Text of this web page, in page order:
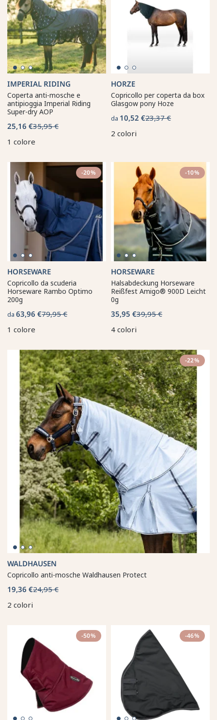
IMPERIAL RIDING
Coperta anti-mosche e
antipioggia Imperial Riding
Super-dry AOP
25,16 €35,95 €
1 colore
HORZE
Copricollo per coperta da box
Glasgow pony Hoze
da 10,52 €23,37 €
2 colori
-20%
HORSEWARE
Copricollo da scuderia
Horseware Rambo Optimo
200g
da 63,96 €79,95 €
1 colore
-10%
HORSEWARE
Halsabdeckung Horseware
Reißfest Amigo® 900D Leicht
0g
35,95 €39,95 €
4 colori
-22%
WALDHAUSEN
Copricollo anti-mosche Waldhausen Protect
19,36 €24,95 €
2 colori
-50% -46%